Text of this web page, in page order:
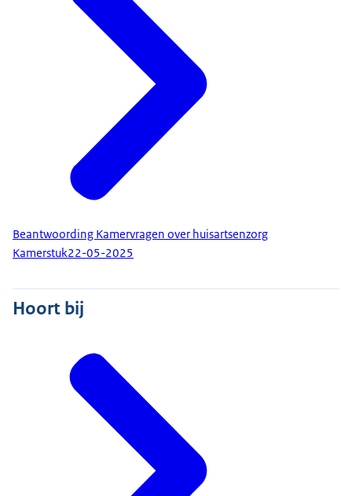
Beantwoording Kamervragen over huisartsenzorg
Kamerstuk22-05-2025
Hoort bij